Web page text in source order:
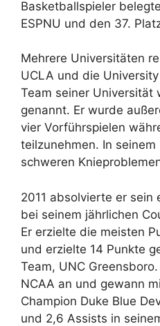
Basketballspieler
ESPNU und den 37.
Mehrere Universitäten
UCLA und die
Team seiner Universität
genannt. Er wurde
vier Vorführspielen
teilzunehmen. In
schweren
2011 absolvierte er sein
bei seinem jährlichen
Er erzielte die meisten
und erzielte 14 Punkte
Team, UNC
NCAA an und gewann
Champion Duke Blue
und 2,6 Assists in